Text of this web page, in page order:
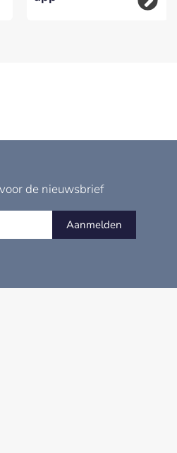
de nieuwsbrief
Aanmelden